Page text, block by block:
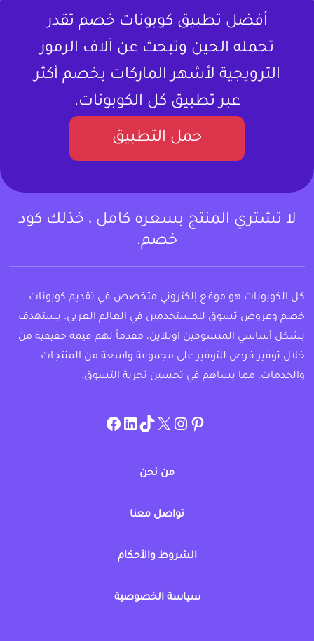
أفضل تطبيق كوبونات خصم تقدر
تحمله الحين وتبحث عن آلاف الرموز
الترويجية لأشهر الماركات بخصم أكثر
عبر تطبيق كل الكوبونات.
حمل التطبيق
لا تشتري المنتج بسعره كامل ، خذلك كود
خصم.
كل الكوبونات هو موقع إلكتروني متخصص في تقديم كوبونات
خصم وعروض تسوق للمستخدمين في العالم العربي. يستهدف
بشكل أساسي المتسوقين اونلاين، مقدماً لهم قيمة حقيقية من
خلال توفير فرص للتوفير على مجموعة واسعة من المنتجات
والخدمات، مما يساهم في تحسين تجربة التسوق.
pinterest
allcouponat
twitter
TikTok
linkedin
facebook
من نحن
تواصل معنا
الشروط والأحكام
سياسة الخصوصية